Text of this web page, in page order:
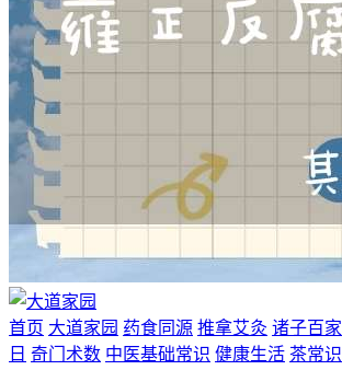
首页 大道家园 药食同源 推拿艾灸 诸子百家
日 奇门术数 中医基础常识 健康生活 茶常识